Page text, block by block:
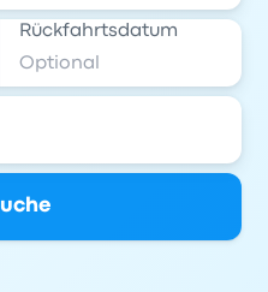
Rückfahrtsdatum